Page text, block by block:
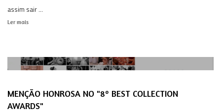
assim sair ...
Ler mais
MENÇÃO HONROSA NO "8º BEST COLLECTION
AWARDS"